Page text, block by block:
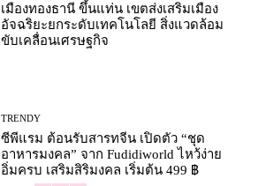
เมืองทองธานี ขึ้นแท่น เขตส่งเสริมเมือง
อัจฉริยะยกระดับเทคโนโลยี สิ่งแวดล้อม
ขับเคลื่อนเศรษฐกิจ
TRENDY
ซีพีแรม ต้อนรับสารทจีน เปิดตัว “ชุด
อาหารมงคล” จาก Fudidiworld ไหว้ง่าย
อิ่มครบ เสริมสิริมงคล เริ่มต้น 499 ฿